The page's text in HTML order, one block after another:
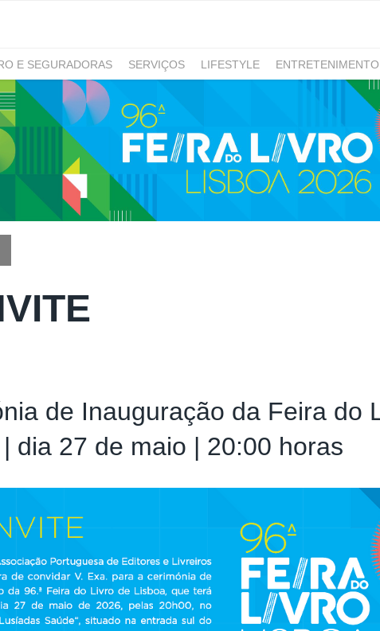
E SEGURADORAS SERVIÇOS LIFESTYLE ENTRETENIMENTO
GAMING NOTÍCIAS
de Inauguração da Feira do
dia 27 de maio | 20:00 horas